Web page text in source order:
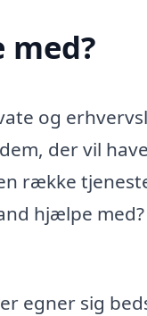
og
der vil
række
hjælpe
egner sig